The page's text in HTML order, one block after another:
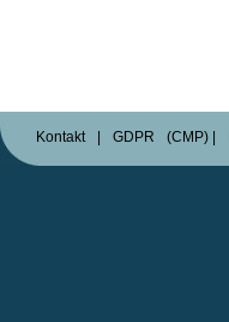
Kontakt GDPR (CMP)